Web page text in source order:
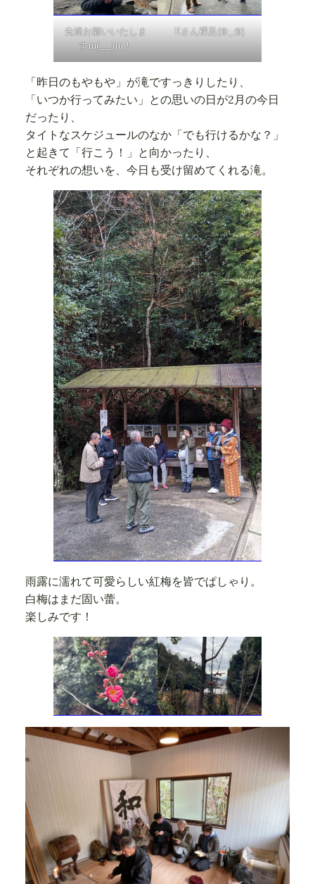
先達お願いいたしま
すm(__)m！
Kさん裸足(@_@)
「昨日のもやもや」が滝ですっきりしたり、
「いつか行ってみたい」との思いの日が2月の今日
だったり、
タイトなスケジュールのなか「でも行けるかな？」
と起きて「行こう！」と向かったり、
それぞれの想いを、今日も受け留めてくれる滝。
雨露に濡れて可愛らしい紅梅を皆でぱしゃり。
白梅はまだ固い蕾。
楽しみです！